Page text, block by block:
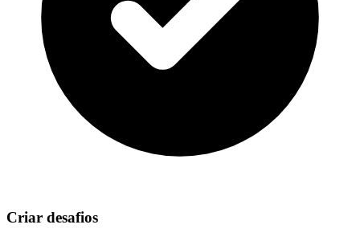
Criar desafios